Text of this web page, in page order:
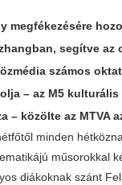
megfékezésére
segítve az
számos
– az M5
– közölte az MTVA
minden
műsorokkal
diákoknak szánt